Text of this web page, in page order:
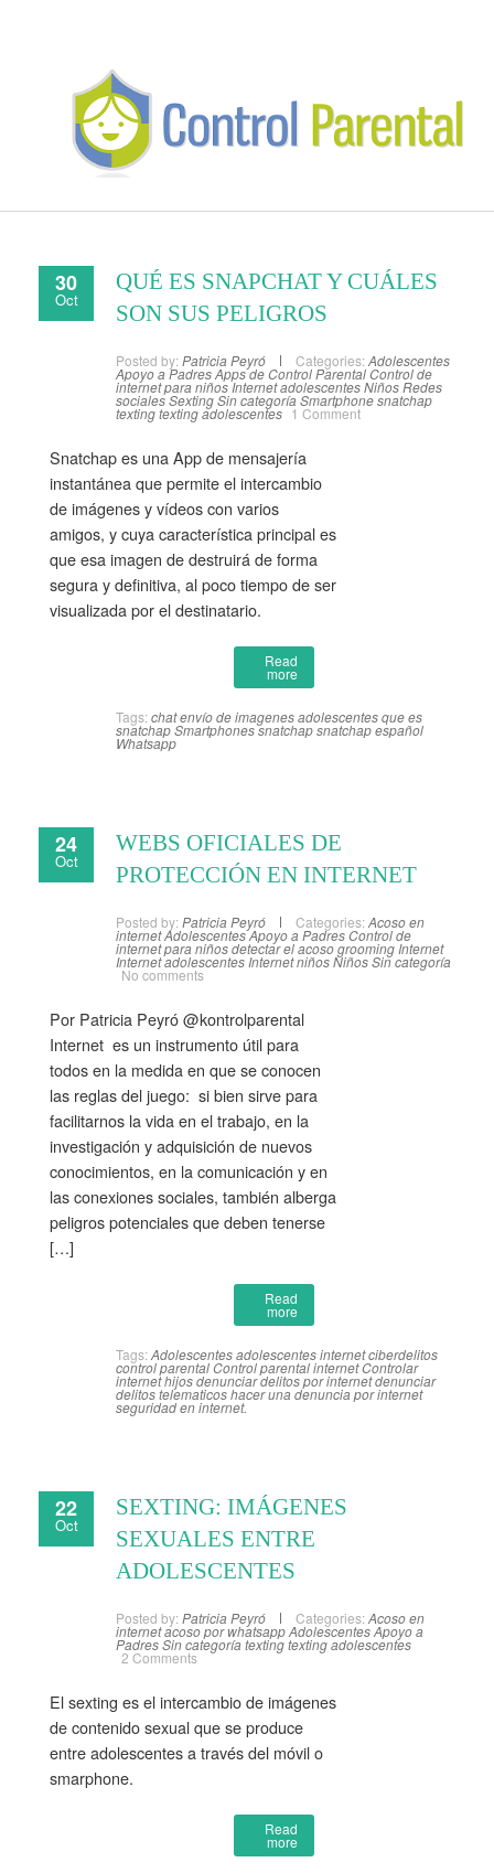
30
Oct
QUÉ ES SNAPCHAT Y CUÁLES
SON SUS PELIGROS
Posted by: Patricia Peyró Categories: Adolescentes
Apoyo a PadresApps de Control ParentalControl de
internet para niñosInternet adolescentesNiñosRedes
socialesSextingSin categoría Smartphonesnatchap
textingtexting adolescentes 1 Comment
Snatchap es una App de mensajería
instantánea que permite el intercambio
de imágenes y vídeos con varios
amigos, y cuya característica principal es
que esa imagen de destruirá de forma
segura y definitiva, al poco tiempo de ser
visualizada por el destinatario.
Read
more
Tags: chatenvío de imagenes adolescentesque es
snatchapSmartphonessnatchapsnatchap español
Whatsapp
24
Oct
WEBS OFICIALES DE
PROTECCIÓN EN INTERNET
Posted by: Patricia Peyró Categories: Acoso en
internetAdolescentesApoyo a PadresControl de
internet para niñosdetectar el acosogrooming Internet
Internet adolescentes Internet niñosNiñosSin categoría
No comments
Por Patricia Peyró @kontrolparental
Internet es un instrumento útil para
todos en la medida en que se conocen
las reglas del juego: si bien sirve para
facilitarnos la vida en el trabajo, en la
investigación y adquisición de nuevos
conocimientos, en la comunicación y en
las conexiones sociales, también alberga
peligros potenciales que deben tenerse
[…]
Read
more
Tags: Adolescentesadolescentes internetciberdelitos
control parentalControl parental internetControlar
internet hijosdenunciar delitos por internetdenunciar
delitos telematicoshacer una denuncia por internet
seguridad en internet.
22
Oct
SEXTING: IMÁGENES
SEXUALES ENTRE
ADOLESCENTES
Posted by: Patricia Peyró Categories: Acoso en
internetacoso por whatsappAdolescentesApoyo a
PadresSin categoría textingtexting adolescentes
2 Comments
El sexting es el intercambio de imágenes
de contenido sexual que se produce
entre adolescentes a través del móvil o
smarphone.
Read
more